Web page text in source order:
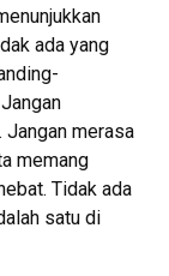
ada yang
Jangan merasa
memang
Tidak ada
satu di